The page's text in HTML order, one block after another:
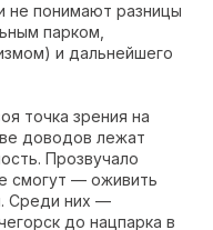
не понимают разницы
парком,
и дальнейшего
точка зрения на
доводов лежат
Прозвучало
смогут — оживить
Среди них —
до нацпарка в